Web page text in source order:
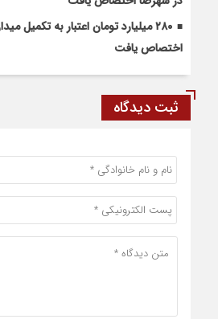
۲۸۰ میلیارد تومان اعتبار به
اختصاص یافت
ثبت دیدگاه